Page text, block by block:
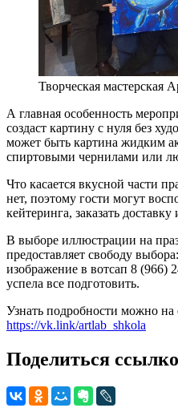
Творческая мастерская
А главная особенность
создаст картину с нуля без
может быть картина жидким
спиртовыми чернилами или
Что касается вкусной части
нет, поэтому гости могут
кейтеринга, заказать
В выборе иллюстрации на
предоставляет свободу
изображение в вотсап 8 (966)
успела все подготовить.
Узнать подробности можно
https://vk.link/artlab_shkola
Поделиться